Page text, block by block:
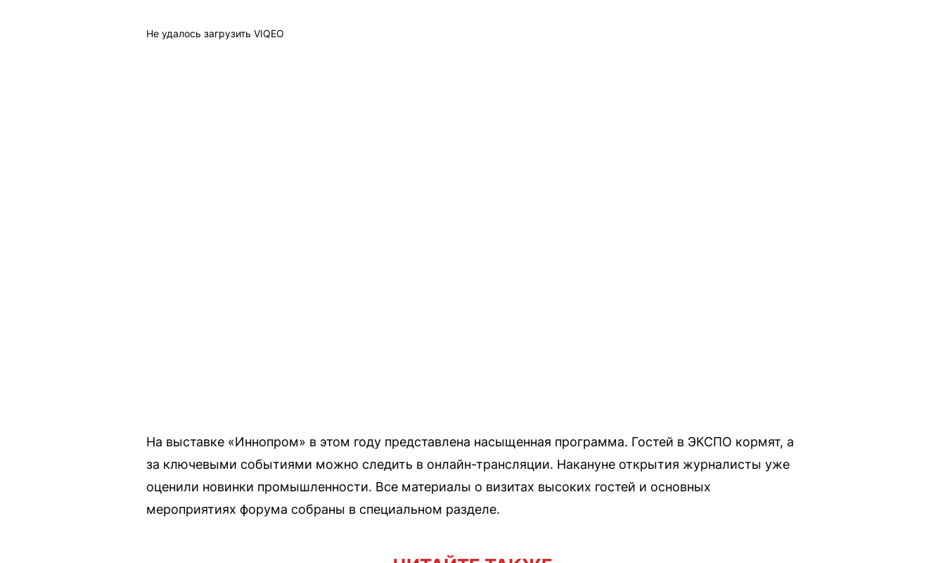
Не удалось загрузить VIQEO
На выставке «Иннопром» в этом году представлена насыщенная программа. Гостей в ЭКСПО кормят, а
за ключевыми событиями можно следить в онлайн-трансляции. Накануне открытия журналисты уже
оценили новинки промышленности. Все материалы о визитах высоких гостей и основных
мероприятиях форума собраны в специальном разделе.